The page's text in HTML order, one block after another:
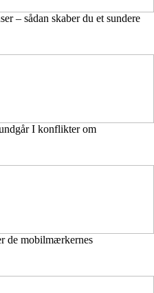
– sådan skaber du et sundere
I konflikter om
de mobilmærkernes